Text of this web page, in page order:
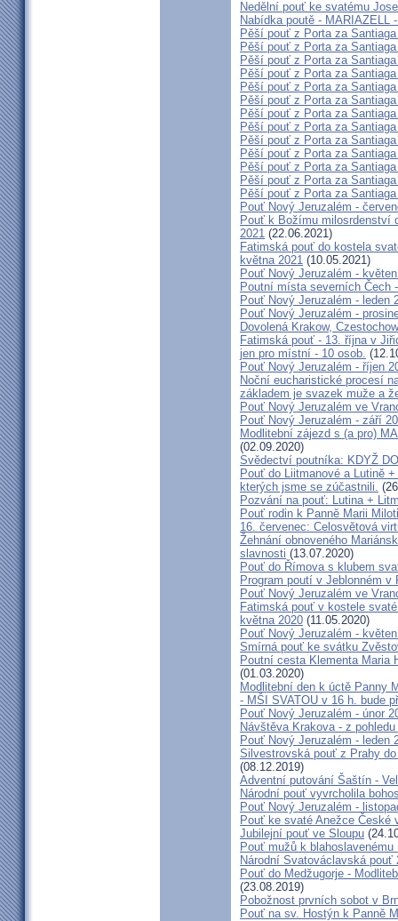
Nedělní pouť ke svatému
Nabídka poutě - MARIAZELL
Pěší pouť z Porta za
Pěší pouť z Porta za
Pěší pouť z Porta za
Pěší pouť z Porta za
Pěší pouť z Porta za
Pěší pouť z Porta za
Pěší pouť z Porta za
Pěší pouť z Porta za
Pěší pouť z Porta za
Pěší pouť z Porta za
Pěší pouť z Porta za
Pěší pouť z Porta za
Pěší pouť z Porta za
Pouť Nový Jeruzalém -
Pouť k Božímu milosrdenství
2021 (22.06.2021)
Fatimská pouť do kostela
května 2021 (10.05.2021)
Pouť Nový Jeruzalém -
Poutní místa severních Čech
Pouť Nový Jeruzalém - leden
Pouť Nový Jeruzalém -
Dovolená Krakow,
Fatimská pouť - 13. října v
jen pro místní - 10 osob.
Pouť Nový Jeruzalém - říjen
Noční eucharistické procesí
základem je svazek muže a
Pouť Nový Jeruzalém ve
Pouť Nový Jeruzalém - září
Modlitební zájezd s (a pro)
(02.09.2020)
Svědectví poutníka: KDYŽ
Pouť do Liitmanové a Lutině
kterých jsme se zúčastnili.
Pozvání na pouť: Lutina +
Pouť rodin k Panně Marii
16. červenec: Celosvětová
Žehnání obnoveného
slavnosti (13.07.2020)
Pouť do Římova s klubem
Program poutí v Jeblonném v
Pouť Nový Jeruzalém ve
Fatimská pouť v kostele
května 2020 (11.05.2020)
Pouť Nový Jeruzalém -
Smírná pouť ke svátku
Poutní cesta Klementa Maria
(01.03.2020)
Modlitební den k úctě Panny
- MŠI SVATOU v 16 h. bude
Pouť Nový Jeruzalém - únor
Návštěva Krakova - z
Pouť Nový Jeruzalém - leden
Silvestrovská pouť z Prahy
(08.12.2019)
Adventní putování Šaštín -
Národní pouť vyvrcholila
Pouť Nový Jeruzalém -
Pouť ke svaté Anežce České
Jubilejní pouť ve Sloupu
Pouť mužů k
Národní Svatováclavská pouť
Pouť do Medžugorje -
(23.08.2019)
Pobožnost prvních sobot v
Pouť na sv. Hostýn k Panně